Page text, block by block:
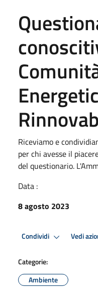
Riceviamo e
per chi avesse il
del questionario.
Data :
8 agosto 2023
Condividi Vedi
Categorie:
Ambiente